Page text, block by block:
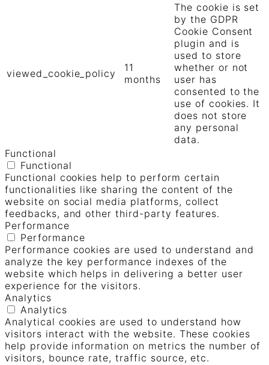
viewed_cookie_policy
11
months
The cookie is set
by the GDPR
Cookie Consent
plugin and is
used to store
whether or not
user has
consented to the
use of cookies. It
does not store
any personal
data.
Functional
Functional
Functional cookies help to perform certain
functionalities like sharing the content of the
website on social media platforms, collect
feedbacks, and other third-party features.
Performance
Performance
Performance cookies are used to understand and
analyze the key performance indexes of the
website which helps in delivering a better user
experience for the visitors.
Analytics
Analytics
Analytical cookies are used to understand how
visitors interact with the website. These cookies
help provide information on metrics the number of
visitors, bounce rate, traffic source, etc.